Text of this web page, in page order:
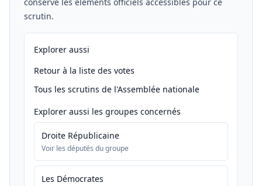
scrutin.
Explorer aussi
Retour à la liste des votes
Tous les scrutins de l'Assemblée nationale
Explorer aussi les groupes concernés
Droite Républicaine
Voir les députés du groupe
Les Démocrates